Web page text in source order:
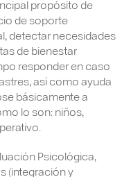
propósito de
de soporte
detectar necesidades
de bienestar
responder en caso
así como ayuda
básicamente a
lo son: niños,
Psicológica,
(integración y